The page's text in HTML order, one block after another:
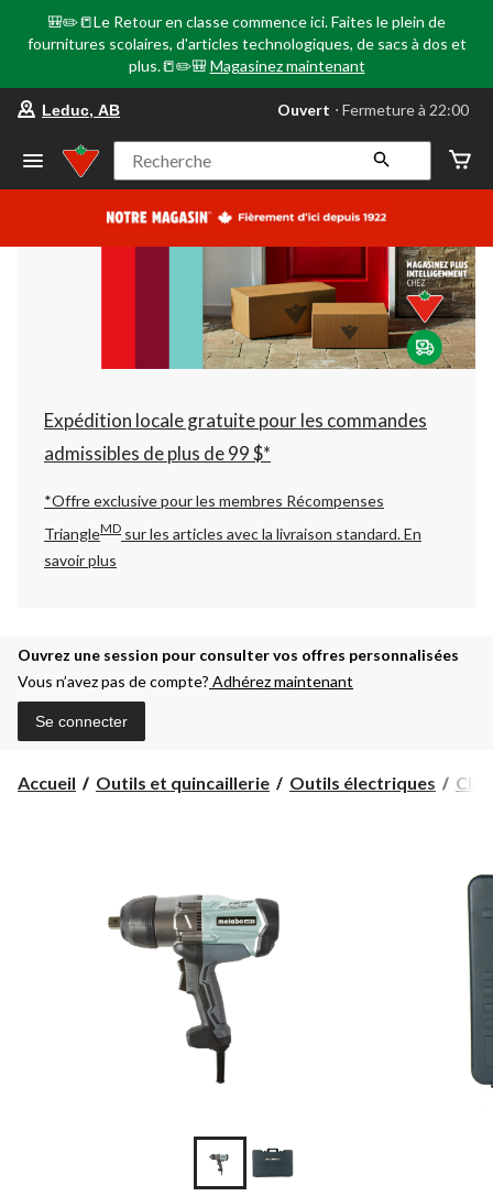
🎒✏️📒Le Retour en classe commence ici. Faites le plein de
fournitures scolaires, d'articles technologiques, de sacs à dos et
plus.📒✏️🎒 Magasinez maintenant
votre
préféré
Leduc,
AB,
courament
Fermeture
à
22:00
cliquer
pour
changer
Leduc, AB Ouvert ⋅ Fermeture à 22:00
Recherche
Expédition locale gratuite pour les commandes
admissibles de plus de 99 $*
*Offre exclusive pour les membres Récompenses
TriangleMD sur les articles avec la livraison standard.En
savoir plus
Ouvrez une session pour consulter vos offres personnalisées
Vous n’avez pas de compte? Adhérez maintenant
Se connecter
Accueil Outils et quincaillerie Outils électriques